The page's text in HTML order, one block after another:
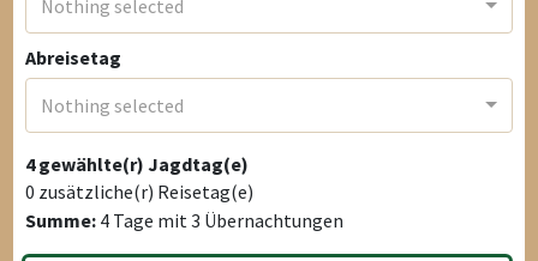
Nothing selected
Abreisetag
Nothing selected
4gewählte(r) Jagdtag(e)
0 zusätzliche(r) Reisetag(e)
Summe: 4 Tage mit3 Übernachtungen